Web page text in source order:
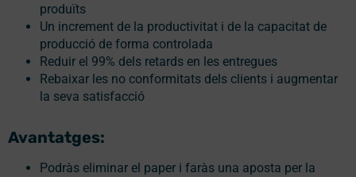
produïts
Un increment de la productivitat i de la capacitat de
producció de forma controlada
Reduir el 99% dels retards en les entregues
Rebaixar les no conformitats dels clients i augmentar
la seva satisfacció
Avantatges:
Podràs eliminar el paper i faràs una aposta per la